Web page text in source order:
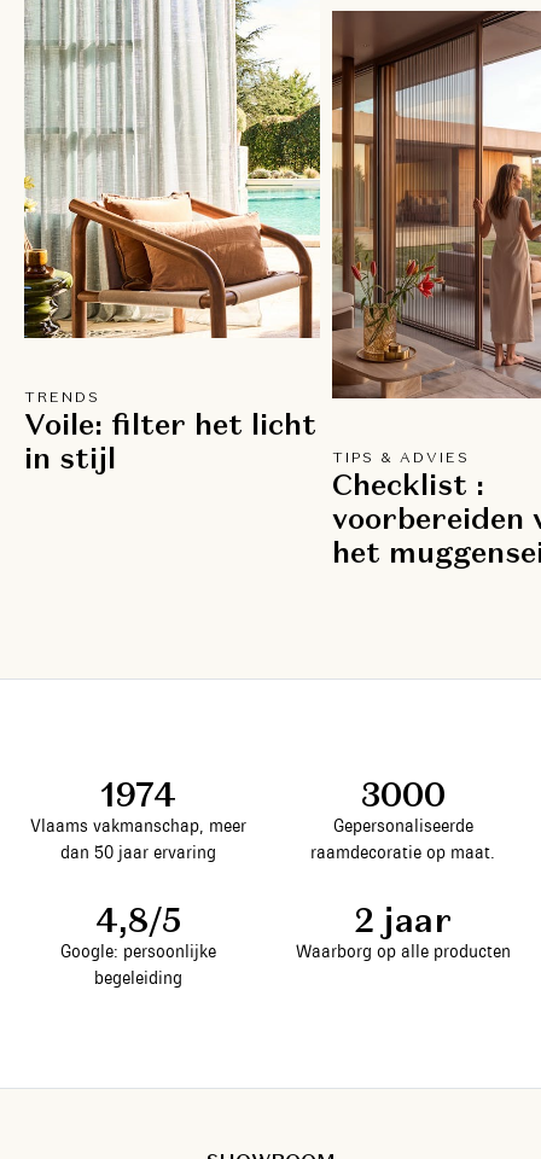
TRENDS
Voile: filter het licht
in stijl
TIPS & ADVIES
Checklist :
voorbereiden
het
1974
Vlaams vakmanschap, meer
dan 50 jaar ervaring
3000
Gepersonaliseerde
raamdecoratie op maat.
4,8/5
Google: persoonlijke
begeleiding
2 jaar
Waarborg op alle producten